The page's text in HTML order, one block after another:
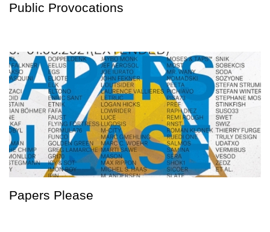
Public Provocations
Papers Please